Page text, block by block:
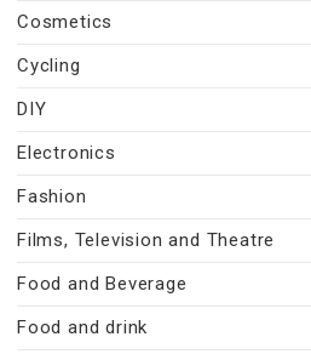
Cosmetics
Cycling
DIY
Electronics
Fashion
Films, Television and Theatre
Food and Beverage
Food and drink